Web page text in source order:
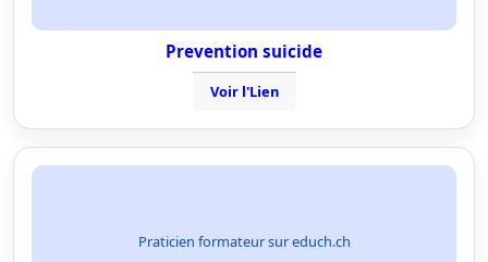
Prevention suicide
Voir l'Lien
Praticien formateur sur educh.ch